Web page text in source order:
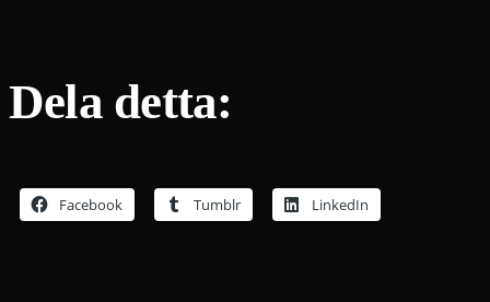
Dela detta:
Facebook Tumblr LinkedIn